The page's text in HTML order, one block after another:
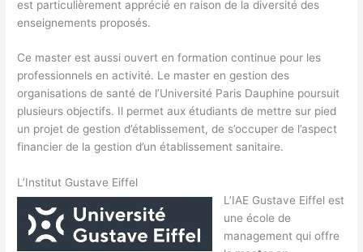
est particulièrement apprécié en raison de la diversité des
enseignements proposés.
Ce master est aussi ouvert en formation continue pour les
professionnels en activité. Le master en gestion des
organisations de santé de l’Université Paris Dauphine poursuit
plusieurs objectifs. Il permet aux étudiants de mettre sur pied
un projet de gestion d’établissement, de s’occuper de l’aspect
financier de la gestion d’un établissement sanitaire.
L’Institut Gustave Eiffel
L’IAE Gustave Eiffel est
une école de
management qui offre